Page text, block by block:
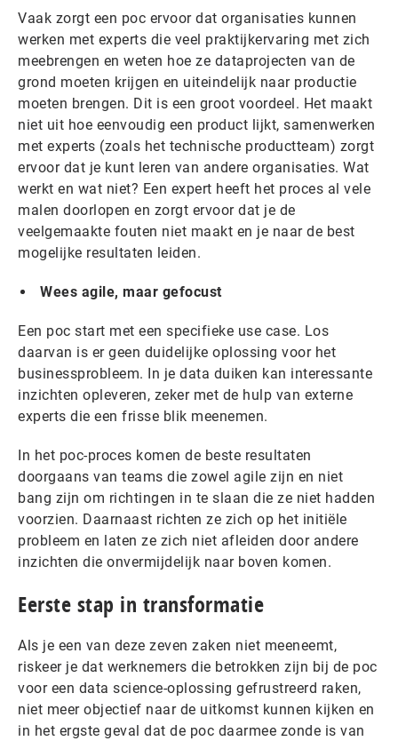
Vaak zorgt een poc ervoor dat organisaties kunnen
werken met experts die veel praktijkervaring met zich
meebrengen en weten hoe ze dataprojecten van de
grond moeten krijgen en uiteindelijk naar productie
moeten brengen. Dit is een groot voordeel. Het maakt
niet uit hoe eenvoudig een product lijkt, samenwerken
met experts (zoals het technische productteam) zorgt
ervoor dat je kunt leren van andere organisaties. Wat
werkt en wat niet? Een expert heeft het proces al vele
malen doorlopen en zorgt ervoor dat je de
veelgemaakte fouten niet maakt en je naar de best
mogelijke resultaten leiden.
Wees agile, maar gefocust
Een poc start met een specifieke use case. Los
daarvan is er geen duidelijke oplossing voor het
businessprobleem. In je data duiken kan interessante
inzichten opleveren, zeker met de hulp van externe
experts die een frisse blik meenemen.
In het poc-proces komen de beste resultaten
doorgaans van teams die zowel agile zijn en niet
bang zijn om richtingen in te slaan die ze niet hadden
voorzien. Daarnaast richten ze zich op het initiële
probleem en laten ze zich niet afleiden door andere
inzichten die onvermijdelijk naar boven komen.
Eerste stap in transformatie
Als je een van deze zeven zaken niet meeneemt,
riskeer je dat werknemers die betrokken zijn bij de poc
voor een data science-oplossing gefrustreerd raken,
niet meer objectief naar de uitkomst kunnen kijken en
in het ergste geval dat de poc daarmee zonde is van